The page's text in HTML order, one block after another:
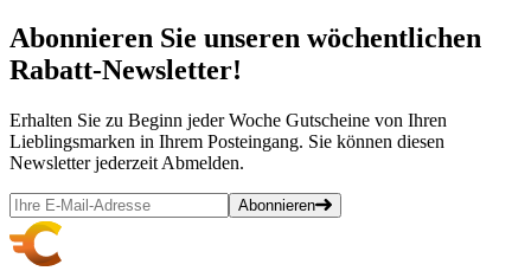
Abonnieren Sie unseren wöchentlichen
Rabatt-Newsletter!
Erhalten Sie zu Beginn jeder Woche Gutscheine von Ihren
Lieblingsmarken in Ihrem Posteingang. Sie können diesen
Newsletter jederzeit Abmelden.
Abonnieren